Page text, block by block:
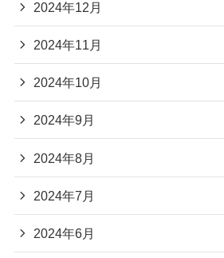
2024年12月
2024年11月
2024年10月
2024年9月
2024年8月
2024年7月
2024年6月